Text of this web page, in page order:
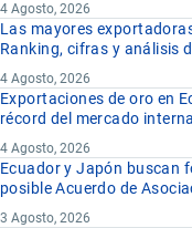
4 Agosto, 2026
Las mayores
Ranking, cifras y análisis
4 Agosto, 2026
Exportaciones de oro en
récord del mercado
4 Agosto, 2026
Ecuador y Japón buscan
posible Acuerdo de
3 Agosto, 2026